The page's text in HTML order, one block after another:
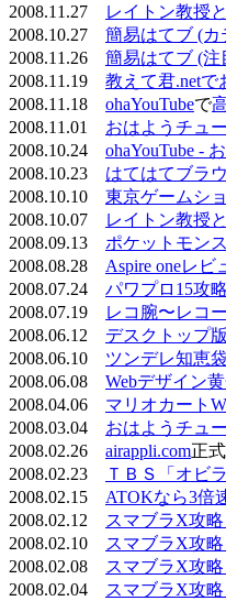
2008.11.27
レイトン教授
2008.10.27 簡易はてブ (
2008.11.26 簡易はてブ (
2008.11.19 教えて君.net
2008.11.18 ohaYouTubeで
2008.11.01 おはようチュ
2008.10.24 ohaYouTube -
2008.10.23 はてはてブラ
2008.10.10 東京ゲームシ
2008.10.07
レイトン教授
2008.09.13 ポケットモン
2008.08.28 Aspire oneレビ
2008.07.24 パワプロ15攻
2008.07.19
レコ腕〜レコ
2008.06.12 デスクトップ
2008.06.10 ツンデレ知恵袋
2008.06.08 Webデザイン
2008.04.06 マリオカート
2008.03.04 おはようチュ
2008.02.26 airappli.com正
2008.02.23
ＴＢＳ「オビ
2008.02.15 ATOKなら3倍
2008.02.12
スマブラX攻
2008.02.10
スマブラX攻
2008.02.08
スマブラX攻
2008.02.04
スマブラX攻